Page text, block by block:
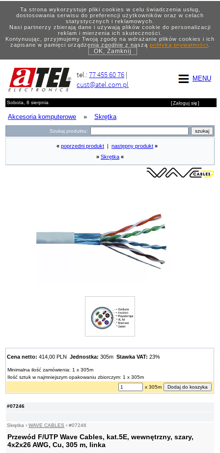
Ta strona wykorzystuje pliki cookies w celu świadczenia usług,
dostosowania serwisu do preferencji użytkowników oraz w celach
statystycznych i reklamowych.
Nasi partnerzy zbierają dane i używają plików cookie do personalizacji
reklam i mierzenia ich skuteczności.
Kontynuując, przyjmujemy Twoją zgodę na wdrażanie plików cookies i ich
zapisane w pamięci urządzenia zgodnie z naszą polityką prywatności.
OK, Zamknij
MENU
tel.:77 455 60 76 |
cust@atel.com.pl
Sobota, 8 sierpnia [Zaloguj się]
Akcesoria komputerowe » Skrętka
Szukaj produktu:
#07246
Skrętka ›WAVE CABLES ›#07246
Przewód F/UTP Wave Cables, kat.5E, wewnętrzny, szary,
4x2x26 AWG, Cu, 305 m, linka
« poprzedni produkt następny produkt »
» Skrętka «
Cena netto: 414,00 PLNJednostka: 305mStawka VAT: 23%
Minimalna ilość zamówienia: 1 x 305m
Ilość sztuk w najmniejszym opakowaniu zbiorczym: 1 x 305m
x 305m